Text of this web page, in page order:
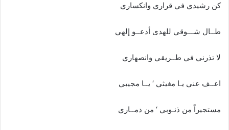
كن رشيدي في قراري وانكساري
طــال شـــوقي للهدى أدعــو إلهي
لا تذرني في طــريقي وانصهاري
اعــف عني يـا مغيثي ‘ يــا مجيبي
مستجيراً من ذنـوبي ‘ من دمــاري